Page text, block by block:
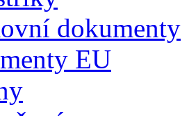
dokumenty
EU